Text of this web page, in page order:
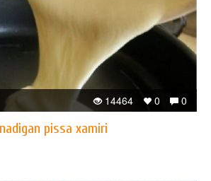
0
0
14464
pissa xamiri